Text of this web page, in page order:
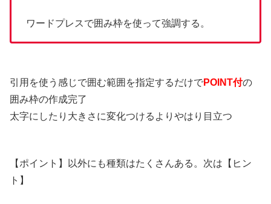
ワードプレスで囲み枠を使って強調する。
引用を使う感じで囲む範囲を指定するだけでPOINT付の
囲み枠の作成完了
太字にしたり大きさに変化つけるよりやはり目立つ
【ポイント】以外にも種類はたくさんある。次は【ヒン
ト】